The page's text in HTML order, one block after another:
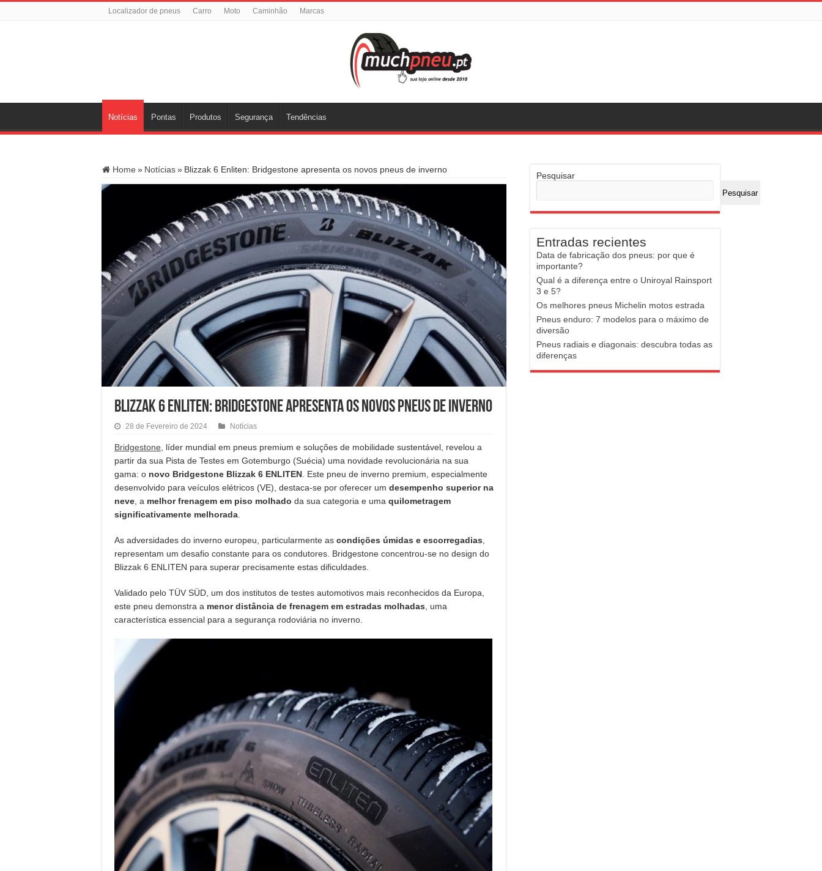
Localizador de pneus Carro Moto Caminhão Marcas
Notícias Pontas Produtos Segurança Tendências
Home » Notícias» Blizzak 6 Enliten: Bridgestone apresenta os novos pneus de inverno
Blizzak 6 Enliten: Bridgestone apresenta os novos pneus de inverno
28 de Fevereiro de 2024 Notícias
Bridgestone, líder mundial em pneus premium e soluções de mobilidade sustentável, revelou a
partir da sua Pista de Testes em Gotemburgo (Suécia) uma novidade revolucionária na sua
gama: o novo Bridgestone Blizzak 6 ENLITEN. Este pneu de inverno premium, especialmente
desenvolvido para veículos elétricos (VE), destaca-se por oferecer um desempenho superior na
neve, a melhor frenagem em piso molhado da sua categoria e uma quilometragem
significativamente melhorada.
As adversidades do inverno europeu, particularmente as condições úmidas e escorregadias,
representam um desafio constante para os condutores. Bridgestone concentrou-se no design do
Blizzak 6 ENLITEN para superar precisamente estas dificuldades.
Validado pelo TÜV SÜD, um dos institutos de testes automotivos mais reconhecidos da Europa,
este pneu demonstra a menor distância de frenagem em estradas molhadas, uma
característica essencial para a segurança rodoviária no inverno.
Pesquisar
Pesquisar
Entradas recientes
Data de fabricação dos pneus: por que é
importante?
Qual é a diferença entre o Uniroyal Rainsport
3 e 5?
Os melhores pneus Michelin motos estrada
Pneus enduro: 7 modelos para o máximo de
diversão
Pneus radiais e diagonais: descubra todas as
diferenças